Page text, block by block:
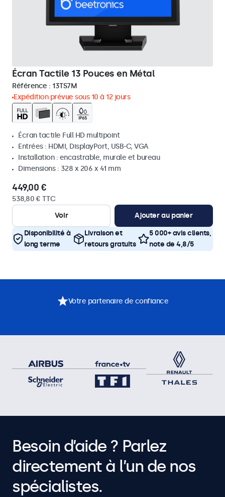
Écran Tactile 13 Pouces en Métal
Référence : 13TS7M
Expédition prévue sous 10 à 12 jours
Écran tactile Full HD multipoint
Entrées : HDMI, DisplayPort, USB-C, VGA
Installation : encastrable, murale et bureau
Dimensions : 328 x 206 x 41 mm
449,00 €
538,80 € TTC
Voir
Ajouter au panier
Disponibilité à
long terme
Livraison et
retours gratuits
5 000+ avis clients,
note de 4,8/5
Votre partenaire de confiance
Besoin d’aide ? Parlez
directement à l’un de nos
spécialistes.